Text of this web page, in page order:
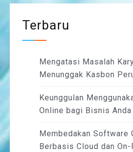
Terbaru
Mengatasi Masalah
Menunggak Kasbon
Keunggulan
Online bagi Bisnis Anda
Membedakan Software
Berbasis Cloud dan